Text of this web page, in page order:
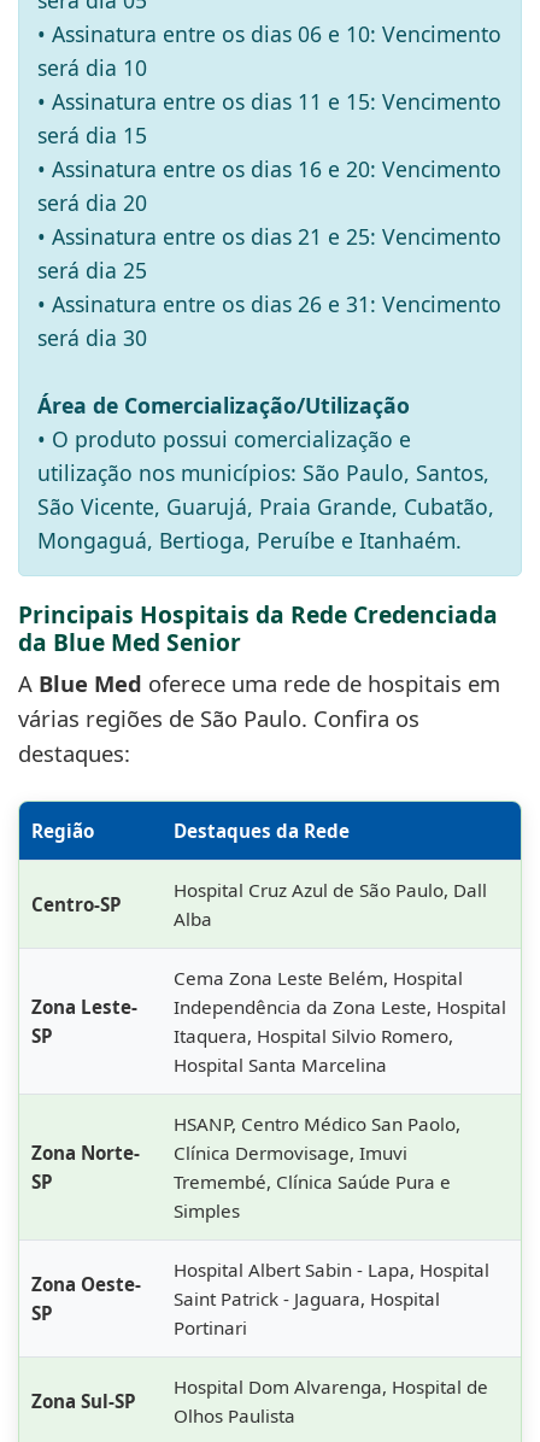
• Assinatura entre os dias 06 e 10: Vencimento
será dia 10
• Assinatura entre os dias 11 e 15: Vencimento
será dia 15
• Assinatura entre os dias 16 e 20: Vencimento
será dia 20
• Assinatura entre os dias 21 e 25: Vencimento
será dia 25
• Assinatura entre os dias 26 e 31: Vencimento
será dia 30
Área de Comercialização/Utilização
• O produto possui comercialização e
utilização nos municípios: São Paulo, Santos,
São Vicente, Guarujá, Praia Grande, Cubatão,
Mongaguá, Bertioga, Peruíbe e Itanhaém.
Principais Hospitais da Rede Credenciada
da Blue Med Senior
A Blue Med oferece uma rede de hospitais em
várias regiões de São Paulo. Confira os
destaques:
Região Destaques da Rede
Centro-SP
Hospital Cruz Azul de São Paulo, Dall
Alba
Zona Leste-
SP
Cema Zona Leste Belém, Hospital
Independência da Zona Leste, Hospital
Itaquera, Hospital Silvio Romero,
Hospital Santa Marcelina
Zona Norte-
SP
HSANP, Centro Médico San Paolo,
Clínica Dermovisage, Imuvi
Tremembé, Clínica Saúde Pura e
Simples
Zona Oeste-
SP
Hospital Albert Sabin - Lapa, Hospital
Saint Patrick - Jaguara, Hospital
Portinari
Zona Sul-SP
Hospital Dom Alvarenga, Hospital de
Olhos Paulista